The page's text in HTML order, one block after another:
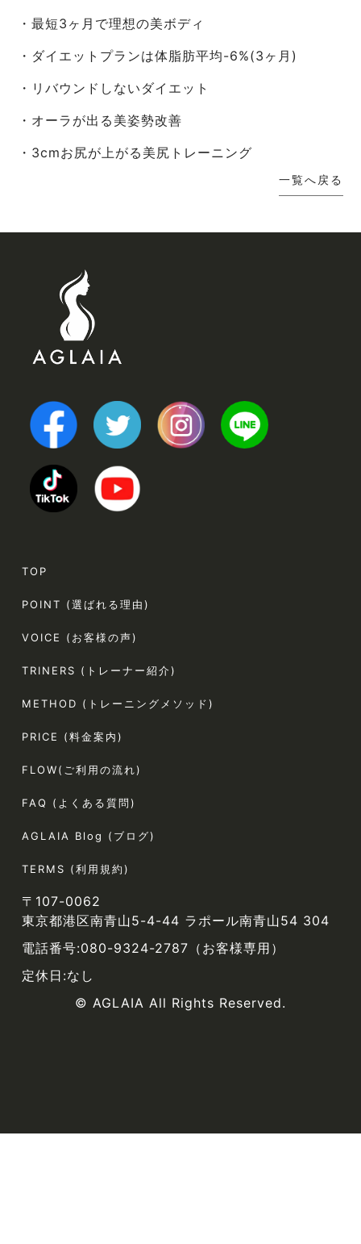
・最短3ヶ月で理想の美ボディ
・ダイエットプランは体脂肪平均-6%(3ヶ月)
・リバウンドしないダイエット
・オーラが出る美姿勢改善
・3cmお尻が上がる美尻トレーニング
一覧へ戻る
TOP
POINT (選ばれる理由)
VOICE (お客様の声)
TRINERS (トレーナー紹介)
METHOD (トレーニングメソッド)
PRICE (料金案内)
FLOW(ご利用の流れ)
FAQ (よくある質問)
AGLAIA Blog (ブログ)
TERMS (利用規約)
〒107-0062
東京都港区南青山5-4-44 ラポール南青山54 304
電話番号:080-9324-2787（お客様専用）
定休日:なし
© AGLAIA All Rights Reserved.